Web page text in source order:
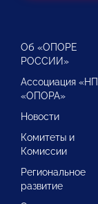
Об «ОПОРЕ
РОССИИ»
Ассоциация «НП
«ОПОРА»
Новости
Комитеты и
Комиссии
Региональное
развитие